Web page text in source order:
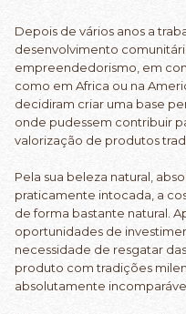
Depois de vários anos a
desenvolvimento
empreendedorismo, em
como em Africa ou na
decidiram criar uma base
onde pudessem contribuir
valorização de produtos
Pela sua beleza natural,
praticamente intocada, a
de forma bastante natural.
oportunidades de
necessidade de resgatar
produto com tradições
absolutamente